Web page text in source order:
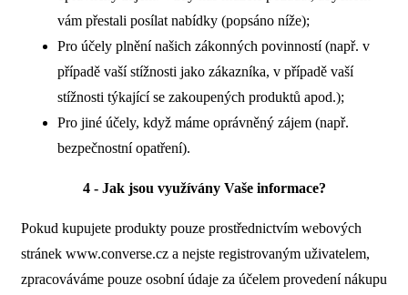
vám přestali posílat nabídky (popsáno níže);
Pro účely plnění našich zákonných povinností (např. v
případě vaší stížnosti jako zákazníka, v případě vaší
stížnosti týkající se zakoupených produktů apod.);
Pro jiné účely, když máme oprávněný zájem (např.
bezpečnostní opatření).
4 - Jak jsou využívány Vaše informace?
Pokud kupujete produkty pouze prostřednictvím webových
stránek www.converse.cz a nejste registrovaným uživatelem,
zpracováváme pouze osobní údaje za účelem provedení nákupu